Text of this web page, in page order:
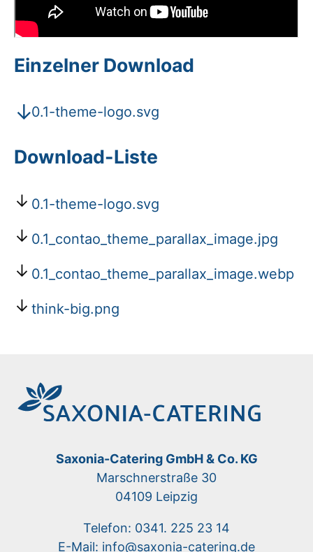
Einzelner Download
0.1-theme-logo.svg
Download-Liste
0.1-theme-logo.svg
0.1_contao_theme_parallax_image.jpg
0.1_contao_theme_parallax_image.webp
think-big.png
Saxonia-Catering GmbH & Co. KG
Marschnerstraße 30
04109 Leipzig
Telefon: 0341. 225 23 14
E-Mail: info@saxonia-catering.de